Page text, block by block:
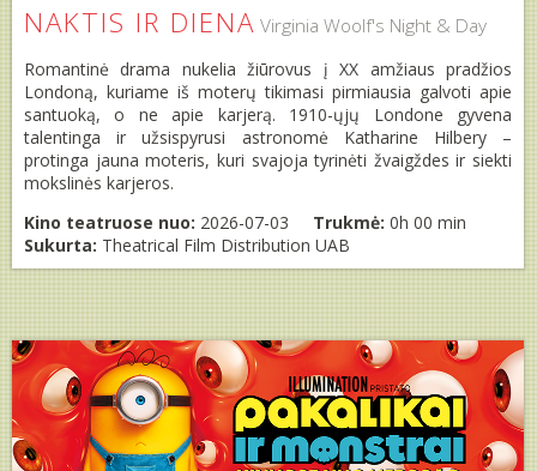
NAKTIS IR DIENA Virginia Woolf's Night & Day
Romantinė drama nukelia žiūrovus į XX amžiaus pradžios
Londoną, kuriame iš moterų tikimasi pirmiausia galvoti apie
santuoką, o ne apie karjerą. 1910-ųjų Londone gyvena
talentinga ir užsispyrusi astronomė Katharine Hilbery –
protinga jauna moteris, kuri svajoja tyrinėti žvaigždes ir siekti
mokslinės karjeros.
Kino teatruose nuo: 2026-07-03 Trukmė: 0h 00 min
Sukurta: Theatrical Film Distribution UAB